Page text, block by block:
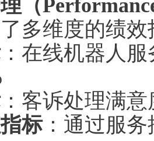
（
多维度的绩
：在线机器人服
：客诉处理满
标：通过服